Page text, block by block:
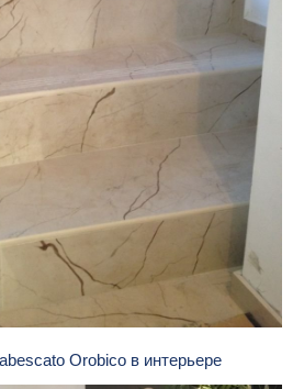
Orobico в интерьере